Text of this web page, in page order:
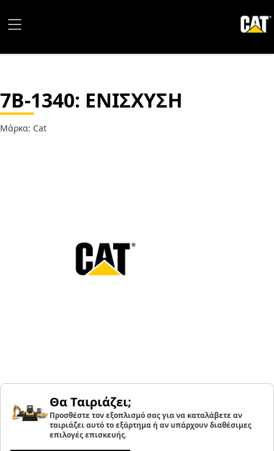
7B-1340: ΕΝΙΣΧΥΣΗ
Μάρκα: Cat
Θα Ταιριάζει;
Προσθέστε τον εξοπλισμό σας για να καταλάβετε αν
ταιριάζει αυτό το εξάρτημα ή αν υπάρχουν διαθέσιμες
επιλογές επισκευής.